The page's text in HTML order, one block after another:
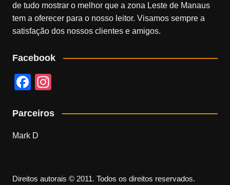
de tudo mostrar o melhor que a zona Leste de Manaus
tem a oferecer para o nosso leitor. Visamos sempre a
satisfação dos nossos clientes e amigos.
Facebook
F
c
e
o
a
Parceiros
Mark D
Direitos autorais © 2011. Todos os direitos reservados.